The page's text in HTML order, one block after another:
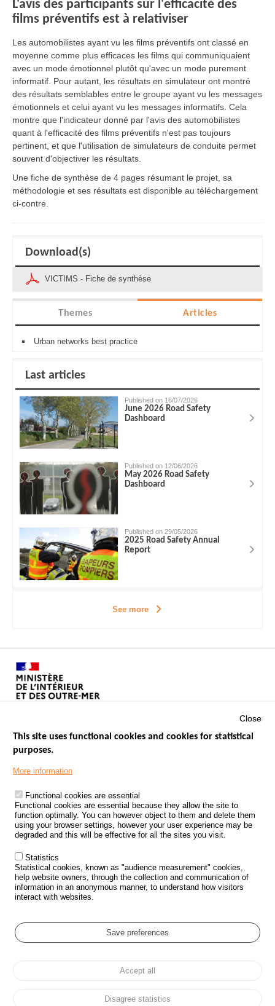
L'avis des participants sur l'efficacité des
films préventifs est à relativiser
Les automobilistes ayant vu les films préventifs ont classé en
moyenne comme plus efficaces les films qui communiquaient
avec un mode émotionnel plutôt qu'avec un mode purement
informatif. Pour autant, les résultats en simulateur ont montré
des résultats semblables entre le groupe ayant vu les messages
émotionnels et celui ayant vu les messages informatifs. Cela
montre que l'indicateur donné par l'avis des automobilistes
quant à l'efficacité des films préventifs n'est pas toujours
pertinent, et que l'utilisation de simulateurs de conduite permet
souvent d'objectiver les résultats.
Une fiche de synthèse de 4 pages résumant le projet, sa
méthodologie et ses résultats est disponible au téléchargement
ci-contre.
Download(s)
VICTIMS - Fiche de synthèse
Themes Articles
Urban networks best practice
Last articles
Published on 16/07/2026
June 2026 Road Safety
Dashboard
Published on 12/06/2026
May 2026 Road Safety
Dashboard
Published on 29/05/2026
2025 Road Safety Annual
Report
See more
Footer
PROCESSING OF PERSONAL DATA FROM ROAD ACCIDENTS
KNOWLEDGE CENTRE
CALL FOR RESEARCH PROJECTS
ROAD SAFETY POLICY
Outils
EVENTS
GLOSSARY
Cookie settings
Personal data protection and Cookies
Close
This site uses functional cookies and cookies for statistical
purposes.
More information
Functional cookies are essential
Functional cookies are essential because they allow the site to
function optimally. You can however object to them and delete them
using your browser settings, however your user experience may be
degraded and this will be effective for all the sites you visit.
Statistics
Statistical cookies, known as "audience measurement" cookies,
help website owners, through the collection and communication of
information in an anonymous manner, to understand how visitors
interact with websites.
Save preferences
Accept all
Disagree statistics